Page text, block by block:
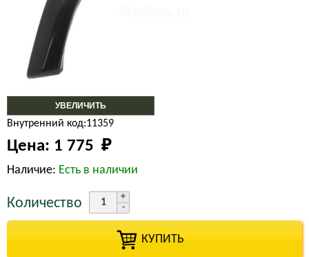
УВЕЛИЧИТЬ
Внутренний код:11359
Цена: 1 775 ₽
Наличие: Есть в наличии
Количество
КУПИТЬ